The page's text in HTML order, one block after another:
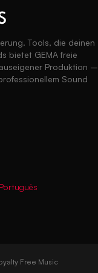
Tools, die deinen
bietet GEMA freie
Produktion –
Sound
Português
Free Music